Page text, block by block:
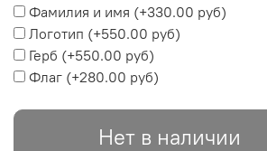
Нет в наличии
Фамилия и имя (+330.00 руб)
Логотип (+550.00 руб)
Герб (+550.00 руб)
Флаг (+280.00 руб)